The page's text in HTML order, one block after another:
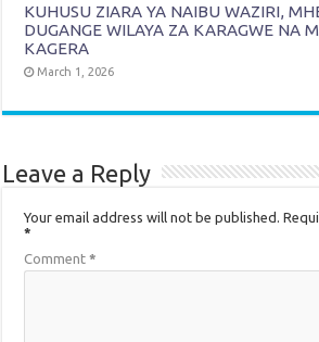
KUHUSU ZIARA YA NAIBU WAZIRI,
DUGANGE WILAYA ZA KARAGWE NA
KAGERA
March 1, 2026
Leave a Reply
Your email address will not be published.
*
Comment*